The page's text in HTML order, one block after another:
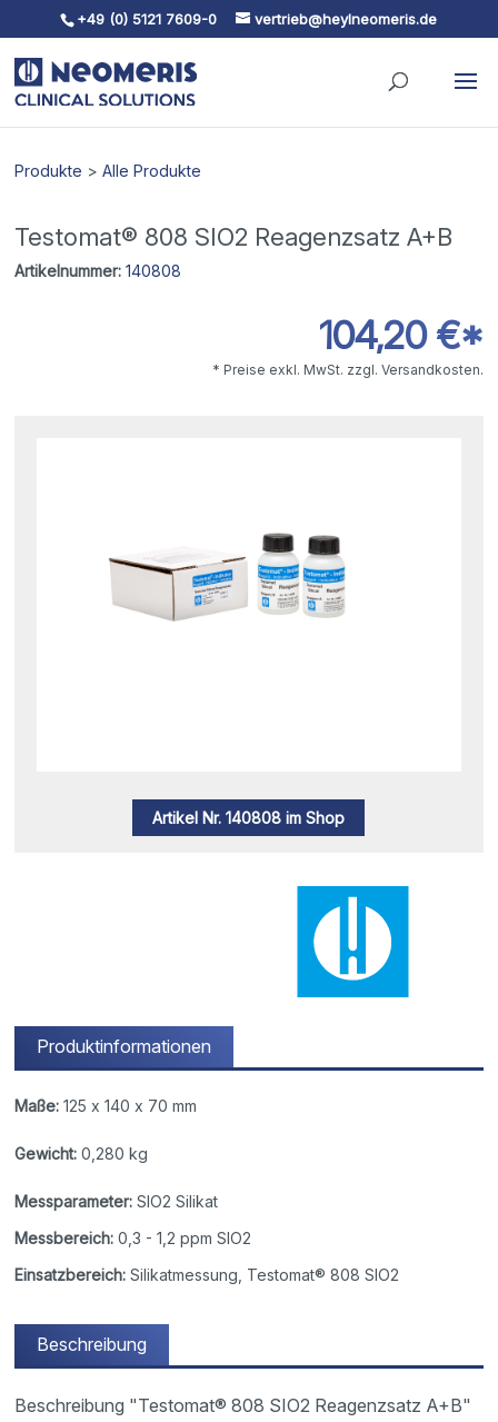
Skip To Content
+49 (0) 5121 7609-0 vertrieb@heylneomeris.de
Produkte >Alle Produkte
Testomat® 808 SIO2 Reagenzsatz A+B
Artikelnummer: 140808
104,20 €*
* Preise exkl. MwSt. zzgl. Versandkosten.
Artikel Nr. 140808 im Shop
Produktinformationen
Maße: 125 x 140 x 70 mm
Gewicht: 0,280 kg
Messparameter: SIO2 Silikat
Messbereich: 0,3 - 1,2 ppm SIO2
Einsatzbereich: Silikatmessung, Testomat® 808 SIO2
Beschreibung
Beschreibung "Testomat® 808 SIO2 Reagenzsatz A+B"